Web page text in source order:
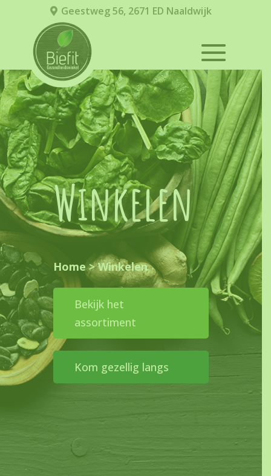
Geestweg 56, 2671 ED Naaldwijk
Winkelen
Home>Winkelen
Bekijk het
assortiment
Kom gezellig langs